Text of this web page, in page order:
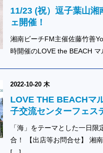
11/23 (祝）逗子葉山
ェ開催！
湘南ビーチFM主催佐藤竹善
時開催のLOVE the BEACH
2022-10-20 木
LOVE THE BEACHマ
子交流センターフェス
「海」をテーマとした一日
合！ 【出店等お問合せ】 湘